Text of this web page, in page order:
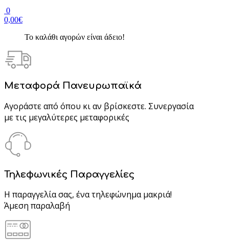
0
0,00€
Το καλάθι αγορών είναι άδειο!
Μεταφορά Πανευρωπαϊκά
Αγοράστε από όπου κι αν βρίσκεστε. Συνεργασία
με τις μεγαλύτερες μεταφορικές
Τηλεφωνικές Παραγγελίες
Η παραγγελία σας, ένα τηλεφώνημα μακριά!
Άμεση παραλαβή